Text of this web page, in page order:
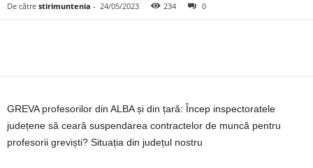
De către stirimuntenia - 24/05/2023 234 0
GREVA profesorilor din ALBA și din țară: Încep inspectoratele
județene să ceară suspendarea contractelor de muncă pentru
profesorii greviști? Situația din județul nostru